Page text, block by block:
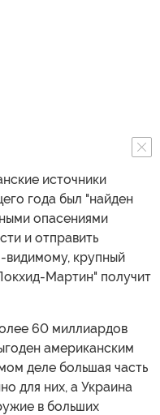
источники
года был "найден
опасениями
и отправить
крупный
Мартин" получит
60 миллиардов
американским
деле большая часть
для них, а Украина
в больших